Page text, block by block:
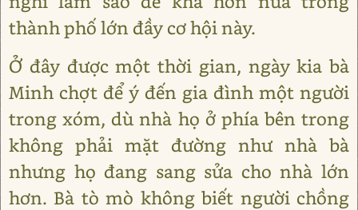
thành phố lớn đầy cơ hội này.
Ở đây được một thời gian, ngày kia bà
Minh chợt để ý đến gia đình một người
trong xóm, dù nhà họ ở phía bên trong
không phải mặt đường như nhà bà
nhưng họ đang sang sửa cho nhà lớn
hơn. Bà tò mò không biết người chồng